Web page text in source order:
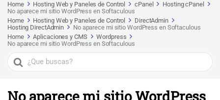
Home Hosting Web y Paneles de Control cPanel
Hosting cPanel
No aparece mi sitio WordPress en Softaculous
Home
Hosting Web y Paneles de Control
DirectAdmin
Hosting DirectAdmin
No aparece mi sitio WordPress en Softaculous
Home
Aplicaciones y CMS
Wordpress
No aparece mi sitio WordPress en Softaculous
Search
For
No aparece mi sitio WordPress